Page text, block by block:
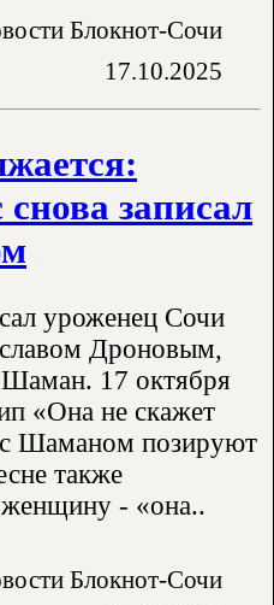
Блокнот-Сочи
17.10.2025
записал
уроженец Сочи
Дроновым,
Шаман. 17 октября
«Она не скажет
Шаманом позируют
также
- «она..
Блокнот-Сочи